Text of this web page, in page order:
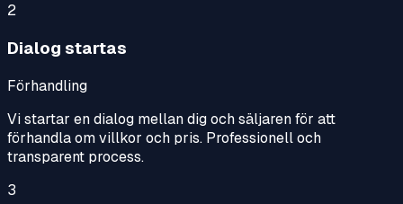
2
Dialog startas
Förhandling
Vi startar en dialog mellan dig och säljaren för att
förhandla om villkor och pris. Professionell och
transparent process.
3